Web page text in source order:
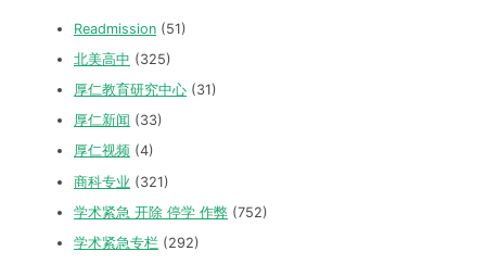
Readmission (51)
北美高中 (325)
厚仁教育研究中心 (31)
厚仁新闻 (33)
厚仁视频 (4)
商科专业 (321)
学术紧急 开除 停学 作弊 (752)
学术紧急专栏 (292)